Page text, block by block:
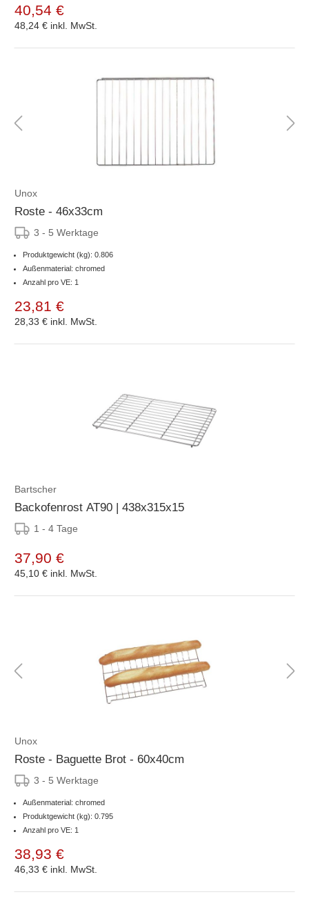
40,54 €
48,24 € inkl. MwSt.
Unox
Roste - 46x33cm
3 - 5 Werktage
Produktgewicht (kg): 0.806
Außenmaterial: chromed
Anzahl pro VE: 1
23,81 €
28,33 € inkl. MwSt.
Bartscher
Backofenrost AT90 | 438x315x15
1 - 4 Tage
37,90 €
45,10 € inkl. MwSt.
Unox
Roste - Baguette Brot - 60x40cm
3 - 5 Werktage
Außenmaterial: chromed
Produktgewicht (kg): 0.795
Anzahl pro VE: 1
38,93 €
46,33 € inkl. MwSt.